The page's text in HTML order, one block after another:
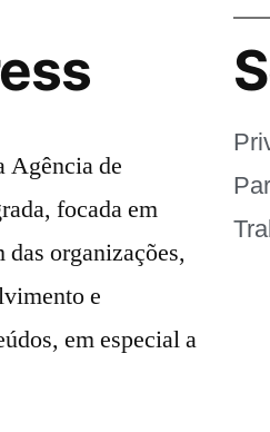
Agência de
focada em
organizações,
e
em especial a